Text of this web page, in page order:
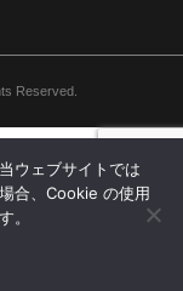
Reserved.
ウェブサイトでは
合、Cookie の使用
。